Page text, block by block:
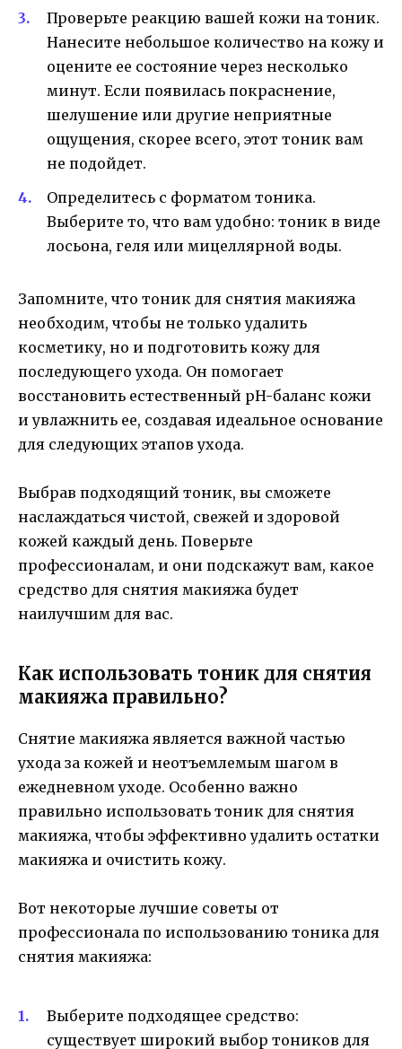
Проверьте реакцию вашей кожи на тоник.
Нанесите небольшое количество на кожу и
оцените ее состояние через несколько
минут. Если появилась покраснение,
шелушение или другие неприятные
ощущения, скорее всего, этот тоник вам
не подойдет.
Определитесь с форматом тоника.
Выберите то, что вам удобно: тоник в виде
лосьона, геля или мицеллярной воды.
Запомните, что тоник для снятия макияжа
необходим, чтобы не только удалить
косметику, но и подготовить кожу для
последующего ухода. Он помогает
восстановить естественный pH-баланс кожи
и увлажнить ее, создавая идеальное основание
для следующих этапов ухода.
Выбрав подходящий тоник, вы сможете
наслаждаться чистой, свежей и здоровой
кожей каждый день. Поверьте
профессионалам, и они подскажут вам, какое
средство для снятия макияжа будет
наилучшим для вас.
Как использовать тоник для снятия
макияжа правильно?
Снятие макияжа является важной частью
ухода за кожей и неотъемлемым шагом в
ежедневном уходе. Особенно важно
правильно использовать тоник для снятия
макияжа, чтобы эффективно удалить остатки
макияжа и очистить кожу.
Вот некоторые лучшие советы от
профессионала по использованию тоника для
снятия макияжа:
Выберите подходящее средство:
существует широкий выбор тоников для